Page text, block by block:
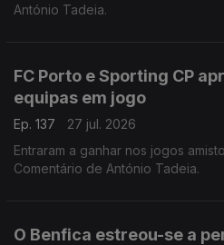
António Tadeia.
FC Porto e Sporting CP
equipas em jogo
Ep. 137
27 jul. 2026
Entraram a ganhar nos jogos
Comentário de António Tadeia.
O Benfica estreou-se a